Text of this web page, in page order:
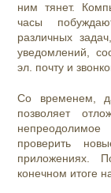
ним тянет.
часы
различных
уведомлений,
эл. почту и
Со временем,
позволяет
проверить
приложениях.
конечном итоге